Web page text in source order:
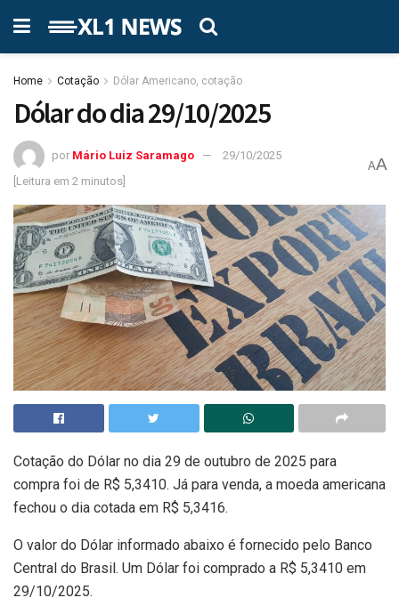
Home Cotação Dólar Americano, cotação
Dólar do dia 29/10/2025
por Mário Luiz Saramago
29/10/2025
[Leitura em 2 minutos]
AA
Cotação do Dólar no dia 29 de outubro de 2025 para
compra foi de R$ 5,3410. Já para venda, a moeda americana
fechou o dia cotada em R$ 5,3416.
O valor do Dólar informado abaixo é fornecido pelo Banco
Central do Brasil. Um Dólar foi comprado a R$ 5,3410 em
29/10/2025.